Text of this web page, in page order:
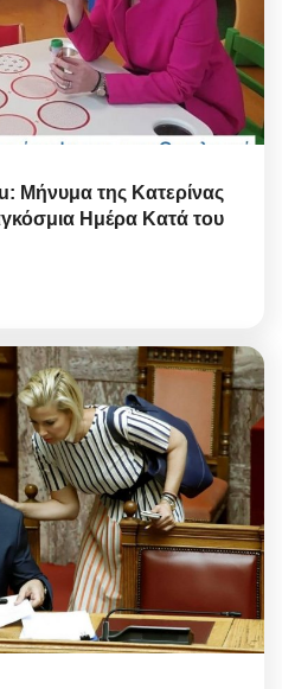
Μήνυμα της Κατερίνας
Ημέρα Κατά του